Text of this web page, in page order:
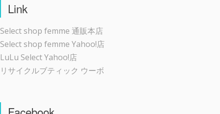
Link
Select shop femme 通販本店
Select shop femme Yahoo!店
LuLu Select Yahoo!店
リサイクルブティック ウーボ